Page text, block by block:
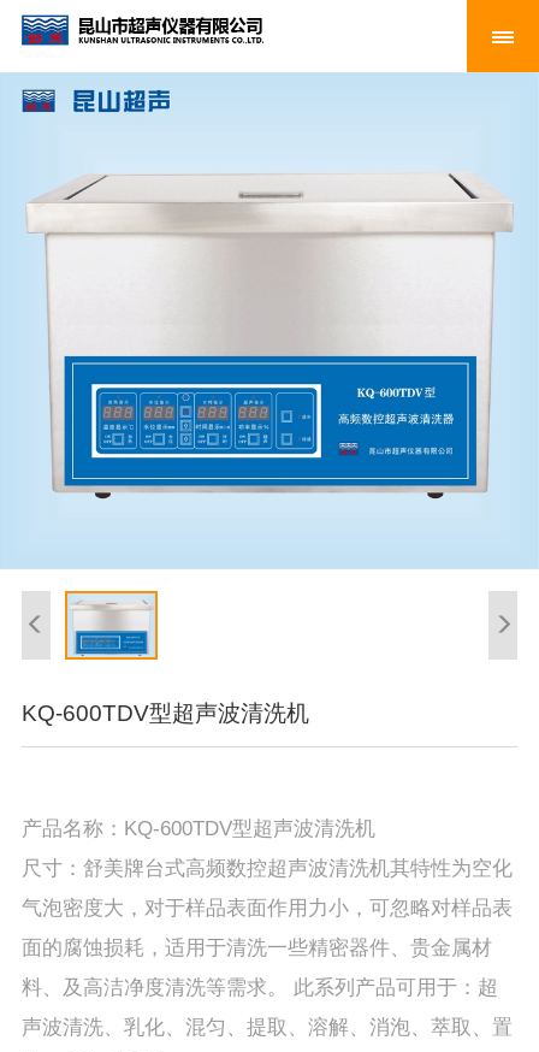
KQ-600TDV型超声波清洗机
产品名称：KQ-600TDV型超声波清洗机
尺寸：舒美牌台式高频数控超声波清洗机其特性为空化
气泡密度大，对于样品表面作用力小，可忽略对样品表
面的腐蚀损耗，适用于清洗一些精密器件、贵金属材
料、及高洁净度清洗等需求。 此系列产品可用于：超
声波清洗、乳化、混匀、提取、溶解、消泡、萃取、置